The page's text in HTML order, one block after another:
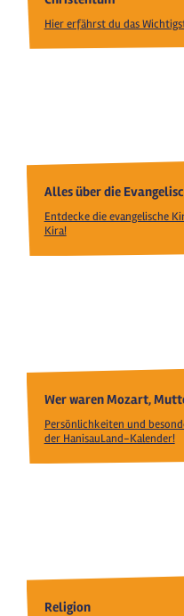
Hier erfährst du das
Alles über die
Entdecke die evangelische
Kira!
Wer waren Mozart,
Persönlichkeiten und
der HanisauLand-Kalender!
Religion